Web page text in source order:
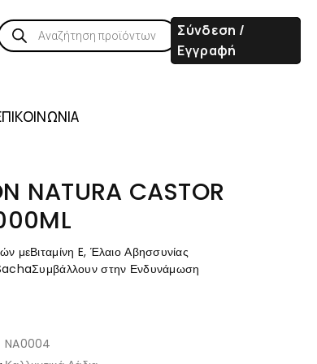
Σύνδεση /
Εγγραφή
NATURA CASTOR
μεΒιταμίνη E, Έλαιο Αβησσυνίας
στην Ενδυνάμωση
NA0004